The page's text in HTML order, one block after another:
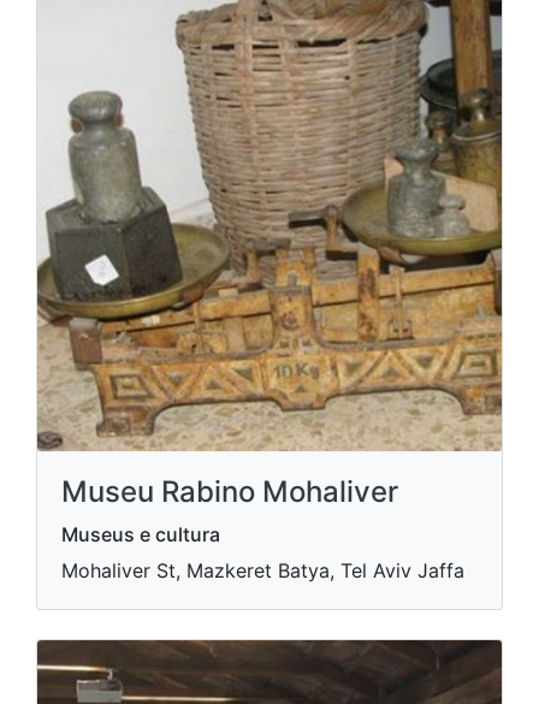
Museu Rabino Mohaliver
Museus e cultura
Mohaliver St, Mazkeret Batya, Tel Aviv Jaffa